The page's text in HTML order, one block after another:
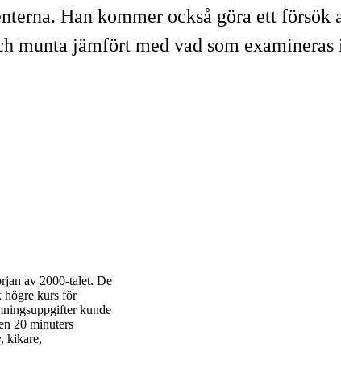
Han kommer också göra ett
munta jämfört med vad som
av 2000-talet. De
högre kurs för
kunde
20 minuters
kikare,